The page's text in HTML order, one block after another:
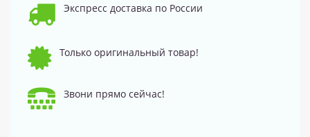
Экспресс доставка по России
Только оригинальный товар!
Звони прямо сейчас!